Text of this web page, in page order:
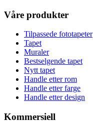
Våre produkter
Tilpassede fototapeter
Tapet
Muraler
Bestselgende tapet
Nytt tapet
Handle etter rom
Handle etter farge
Handle etter design
Kommersiell